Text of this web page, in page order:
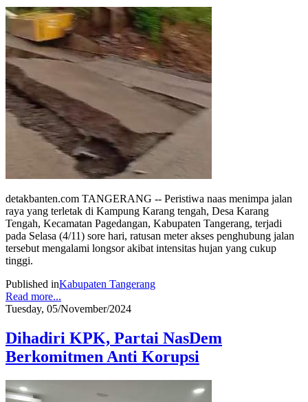
detakbanten.com TANGERANG -- Peristiwa naas menimpa jalan
raya yang terletak di Kampung Karang tengah, Desa Karang
Tengah, Kecamatan Pagedangan, Kabupaten Tangerang, terjadi
pada Selasa (4/11) sore hari, ratusan meter akses penghubung jalan
tersebut mengalami longsor akibat intensitas hujan yang cukup
tinggi.
Published inKabupaten Tangerang
Read more...
Tuesday, 05/November/2024
Dihadiri KPK, Partai NasDem
Berkomitmen Anti Korupsi